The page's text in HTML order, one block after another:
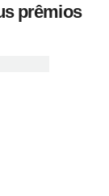
prêmios